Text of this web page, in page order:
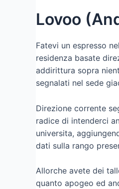
Lovoo
Fatevi un espresso
residenza basate
addirittura sopra
segnalati nel sede
Direzione corrente
radice di intenderci
universita,
dati sulla rango
Allorche avete dei
quanto apogeo ed